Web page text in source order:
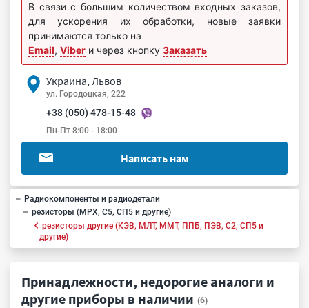
В связи с большим количеством входных заказов,
для ускорения их обработки, новые заявки
принимаются только на
Email, Viber и через кнопку Заказать
Украина, Львов
ул. Городоцкая, 222
+38 (050) 478-15-48
Пн-Пт 8:00 - 18:00
Написать нам
Радиокомпоненты и радиодетали
резисторы (МРХ, С5, СП5 и другие)
резисторы другие (КЭВ, МЛТ, ММТ, ППБ, ПЭВ, С2, СП5 и
другие)
Принадлежности, недорогие аналоги и
другие приборы в наличии (6)